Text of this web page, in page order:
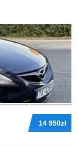
14 950zł